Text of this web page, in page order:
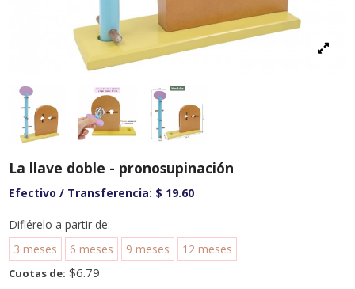
La llave doble - pronosupinación
Efectivo / Transferencia: $ 19.60
Difiérelo a partir de:
3 meses
6 meses 9 meses 12 meses
Cuotas de: $6.79